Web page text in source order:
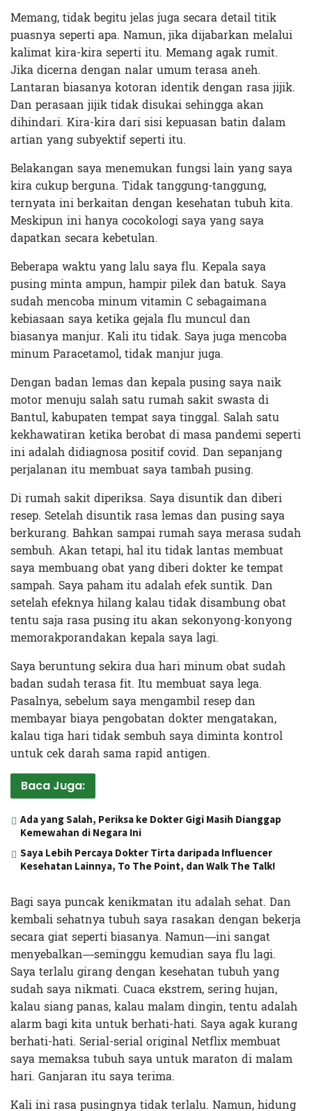
Memang, tidak begitu jelas juga secara detail titik
puasnya seperti apa. Namun, jika dijabarkan melalui
kalimat kira-kira seperti itu. Memang agak rumit.
Jika dicerna dengan nalar umum terasa aneh.
Lantaran biasanya kotoran identik dengan rasa jijik.
Dan perasaan jijik tidak disukai sehingga akan
dihindari. Kira-kira dari sisi kepuasan batin dalam
artian yang subyektif seperti itu.
Belakangan saya menemukan fungsi lain yang saya
kira cukup berguna. Tidak tanggung-tanggung,
ternyata ini berkaitan dengan kesehatan tubuh kita.
Meskipun ini hanya cocokologi saya yang saya
dapatkan secara kebetulan.
Beberapa waktu yang lalu saya flu. Kepala saya
pusing minta ampun, hampir pilek dan batuk. Saya
sudah mencoba minum vitamin C sebagaimana
kebiasaan saya ketika gejala flu muncul dan
biasanya manjur. Kali itu tidak. Saya juga mencoba
minumParacetamol, tidak manjur juga.
Dengan badan lemas dan kepala pusing saya naik
motor menuju salah satu rumah sakit swasta di
Bantul, kabupaten tempat saya tinggal. Salah satu
kekhawatiran ketika berobat di masa pandemi seperti
ini adalah didiagnosa positif covid. Dan sepanjang
perjalanan itu membuat saya tambah pusing.
Di rumah sakit diperiksa. Saya disuntik dan diberi
resep. Setelah disuntik rasa lemas dan pusing saya
berkurang. Bahkan sampai rumah saya merasa sudah
sembuh. Akan tetapi, hal itu tidak lantas membuat
saya membuang obat yang diberi dokter ke tempat
sampah. Saya paham itu adalah efek suntik. Dan
setelah efeknya hilang kalau tidak disambung obat
tentu saja rasa pusing itu akan sekonyong-konyong
memorakporandakan kepala saya lagi.
Saya beruntung sekira dua hari minum obat sudah
badan sudah terasa fit. Itu membuat saya lega.
Pasalnya, sebelum saya mengambil resep dan
membayar biaya pengobatan dokter mengatakan,
kalau tiga hari tidak sembuh saya diminta kontrol
untuk cek darah sama rapid antigen.
Baca Juga:
Ada yang Salah, Periksa ke Dokter Gigi Masih Dianggap
Kemewahan di Negara Ini
Saya Lebih Percaya Dokter Tirta daripada Influencer
Kesehatan Lainnya, To The Point, dan Walk The Talk!
Bagi saya puncak kenikmatan itu adalah sehat. Dan
kembali sehatnya tubuh saya rasakan dengan bekerja
secara giat seperti biasanya. Namun—ini sangat
menyebalkan—seminggu kemudian saya flu lagi.
Saya terlalu girang dengan kesehatan tubuh yang
sudah saya nikmati. Cuaca ekstrem, sering hujan,
kalau siang panas, kalau malam dingin, tentu adalah
alarm bagi kita untuk berhati-hati. Saya agak kurang
berhati-hati. Serial-serial original Netflix membuat
saya memaksa tubuh saya untuk maraton di malam
hari. Ganjaran itu saya terima.
Kali ini rasa pusingnya tidak terlalu. Namun, hidung